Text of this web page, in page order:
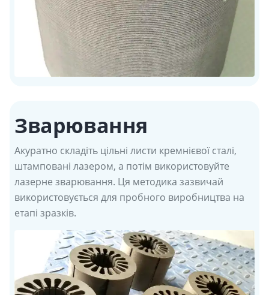
Зварювання
Акуратно складіть цільні листи кремнієвої сталі,
штамповані лазером, а потім використовуйте
лазерне зварювання. Ця методика зазвичай
використовується для пробного виробництва на
етапі зразків.